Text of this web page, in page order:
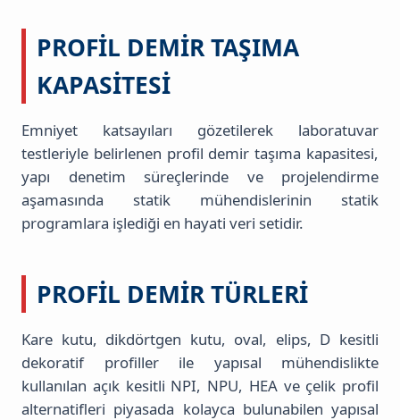
PROFIL DEMIR TAŞIMA
KAPASITESI
Emniyet katsayıları gözetilerek laboratuvar
testleriyle belirlenen profil demir taşıma kapasitesi,
yapı denetim süreçlerinde ve projelendirme
aşamasında statik mühendislerinin statik
programlara işlediği en hayati veri setidir.
PROFIL DEMIR TÜRLERI
Kare kutu, dikdörtgen kutu, oval, elips, D kesitli
dekoratif profiller ile yapısal mühendislikte
kullanılan açık kesitli NPI, NPU, HEA ve çelik profil
alternatifleri piyasada kolayca bulunabilen yapısal